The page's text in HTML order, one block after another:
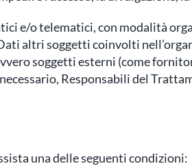
e/o telematici, con modalità
altri soggetti coinvolti
soggetti esterni (come
Responsabili del
una delle seguenti condizioni: